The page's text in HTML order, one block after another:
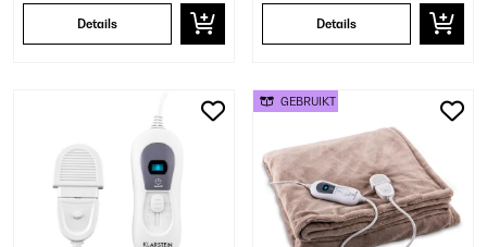
Details Details
GEBRUIKT